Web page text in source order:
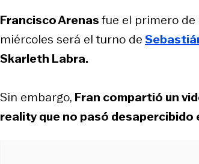
Francisco Arenasfue el primero de
miércoles será el turno de
Skarleth Labra.
Sin embargo, Fran compartió un
reality que no pasó desapercibido